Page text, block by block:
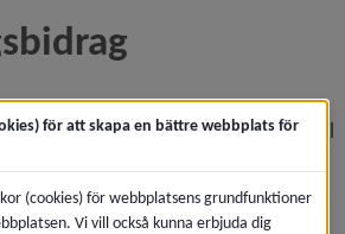
att ge särskilt kommunalt bidrag till
för de som besväras av
regler för bidrag i menyn,
för att skapa en bättre webbplats för
(cookies) för webbplatsens grundfunktioner
Vi vill också kunna erbjuda dig